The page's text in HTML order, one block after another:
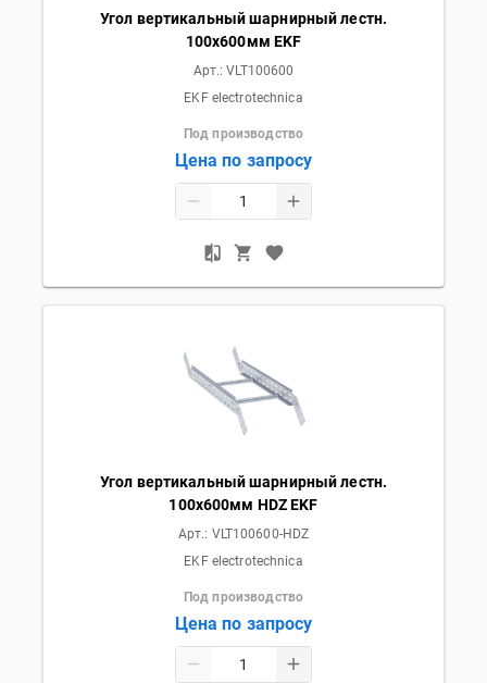
Угол вертикальный шарнирный лестн.
100x600мм EKF
Арт.:VLT100600
EKF electrotechnica
Под производство
Цена по запросу
Угол вертикальный шарнирный лестн.
100x600мм HDZ EKF
Арт.: VLT100600-HDZ
EKF electrotechnica
Под производство
Цена по запросу